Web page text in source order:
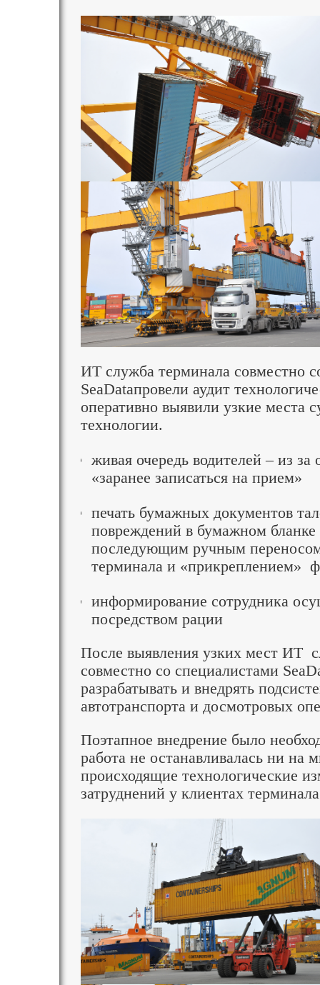
ИТ служба терминала совместно
SeaDataпровели аудит
оперативно выявили узкие места
технологии.
живая очередь водителей – из за
«заранее записаться на прием»
печать бумажных документов
повреждений в бумажном
последующим ручным
терминала и «прикреплением»
информирование сотрудника
посредством рации
После выявления узких мест ИТ
совместно со специалистами
разрабатывать и внедрять
автотранспорта и досмотровых
Поэтапное внедрение было
работа не останавливалась ни на
происходящие технологические
затруднений у клиентах